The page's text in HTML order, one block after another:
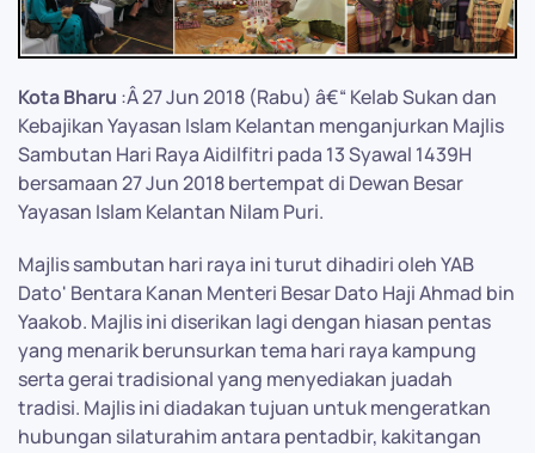
Kota Bharu :Â 27 Jun 2018 (Rabu) â€“ Kelab Sukan dan
Kebajikan Yayasan Islam Kelantan menganjurkan Majlis
Sambutan Hari Raya Aidilfitri pada 13 Syawal 1439H
bersamaan 27 Jun 2018 bertempat di Dewan Besar
Yayasan Islam Kelantan Nilam Puri.
Majlis sambutan hari raya ini turut dihadiri oleh YAB
Dato' Bentara Kanan Menteri Besar Dato Haji Ahmad bin
Yaakob. Majlis ini diserikan lagi dengan hiasan pentas
yang menarik berunsurkan tema hari raya kampung
serta gerai tradisional yang menyediakan juadah
tradisi. Majlis ini diadakan tujuan untuk mengeratkan
hubungan silaturahim antara pentadbir, kakitangan